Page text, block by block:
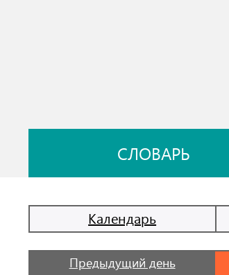
СЛОВАРЬ
Календарь
Предыдущий день